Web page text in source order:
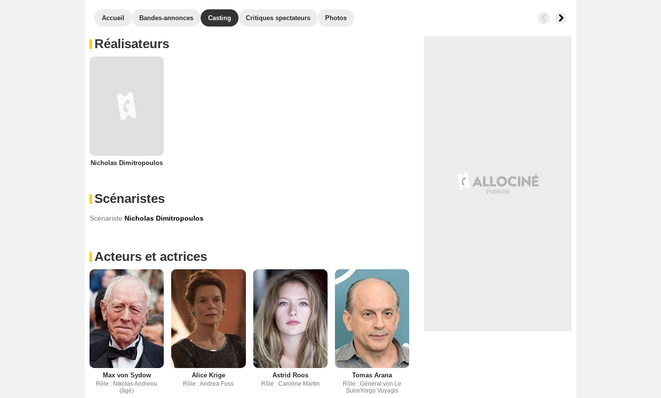
Accueil Bandes-annonces Casting Critiques spectateurs Photos
Réalisateurs
Nicholas Dimitropoulos
Scénaristes
Scénariste Nicholas Dimitropoulos
Acteurs et actrices
Max von Sydow
Rôle : Nikolas Andreou
(âgé)
Alice Krige
Rôle : Andrea Foss
Astrid Roos
Rôle : Caroline Martin
Tomas Arana
Rôle : Général von Le
SuireYorgo Voyagis